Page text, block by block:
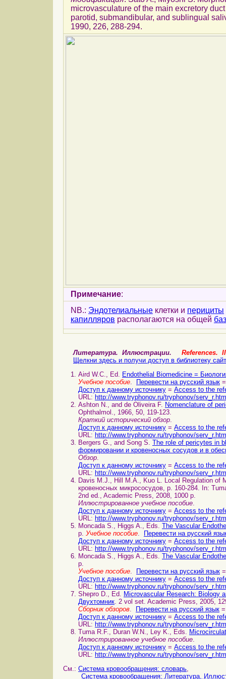
microvasculature of the main excretory
parotid, submandibular, and sublingual
1990, 226, 288-294.
Примечание:
NB.: Эндотелиальные клетки и перициты
капилляров располагаются на общей
Литература. Иллюстрации. References.
Щелкни здесь и получи доступ в библиотеку
Aird W.C., Ed. Endothelial Biomedicine =
Учебное пособие. Перевести на русский язык =
Доступ к данному источнику = Access to the
URL: http://www.tryphonov.ru/tryphonov/
Ashton N., and de Oliveira F. Nomenclature of
Ophthalmol., 1966, 50, 119-123.
Краткий исторический обзор.
Доступ к данному источнику = Access to the
URL: http://www.tryphonov.ru/tryphonov/
Bergers G., and Song S. The role of pericytes in
формировании и кровеносных сосудов и в
Обзор.
Доступ к данному источнику = Access to the
URL: http://www.tryphonov.ru/tryphonov/
Davis M.J., Hill M.A., Kuo L. Local Regulation of
кровеносных микрососудов, p. 160-284. In:
2nd ed., Academic Press, 2008, 1000 p.
Иллюстрированное учебное пособие.
Доступ к данному источнику = Access to the
URL: http://www.tryphonov.ru/tryphonov/
Moncada S., Higgs A., Eds. The Vascular
p. Учебное пособие.
Перевести на русский
Доступ к данному источнику = Access to the
URL: http://www.tryphonov.ru/tryphonov/
Moncada S., Higgs A., Eds. The Vascular
p.
Учебное пособие. Перевести на русский язык =
Доступ к данному источнику = Access to the
URL: http://www.tryphonov.ru/tryphonov/
Shepro D., Ed. Microvascular Research: Biology
Двухтомник. 2 vol set. Academic Press, 2005,
Сборник обзоров. Перевести на русский язык =
Доступ к данному источнику = Access to the
URL: http://www.tryphonov.ru/tryphonov/
Tuma R.F., Duran W.N., Ley K., Eds.
Иллюстрированное учебное пособие.
Доступ к данному источнику = Access to the
URL: http://www.tryphonov.ru/tryphonov/
См.: Система кровообращения: словарь,
Система кровообращения: Литература.